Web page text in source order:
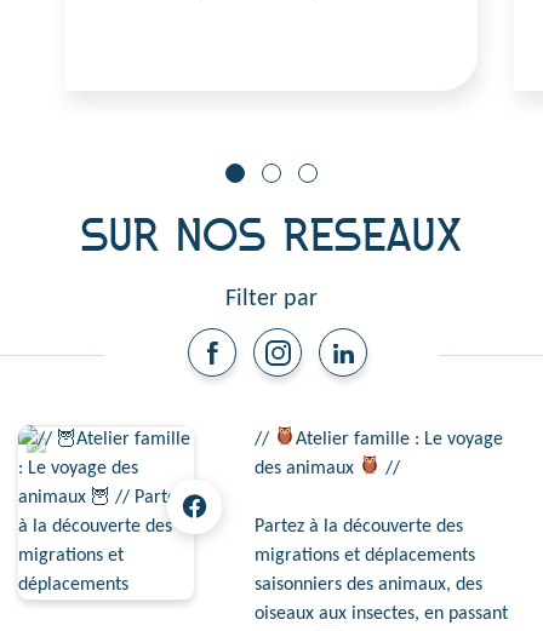
SUR NOS RESEAUX
Filter par
//
Atelier famille : Le voyage
des animaux
//
Partez à la découverte des
migrations et déplacements
saisonniers des animaux, des
oiseaux aux insectes, en passant